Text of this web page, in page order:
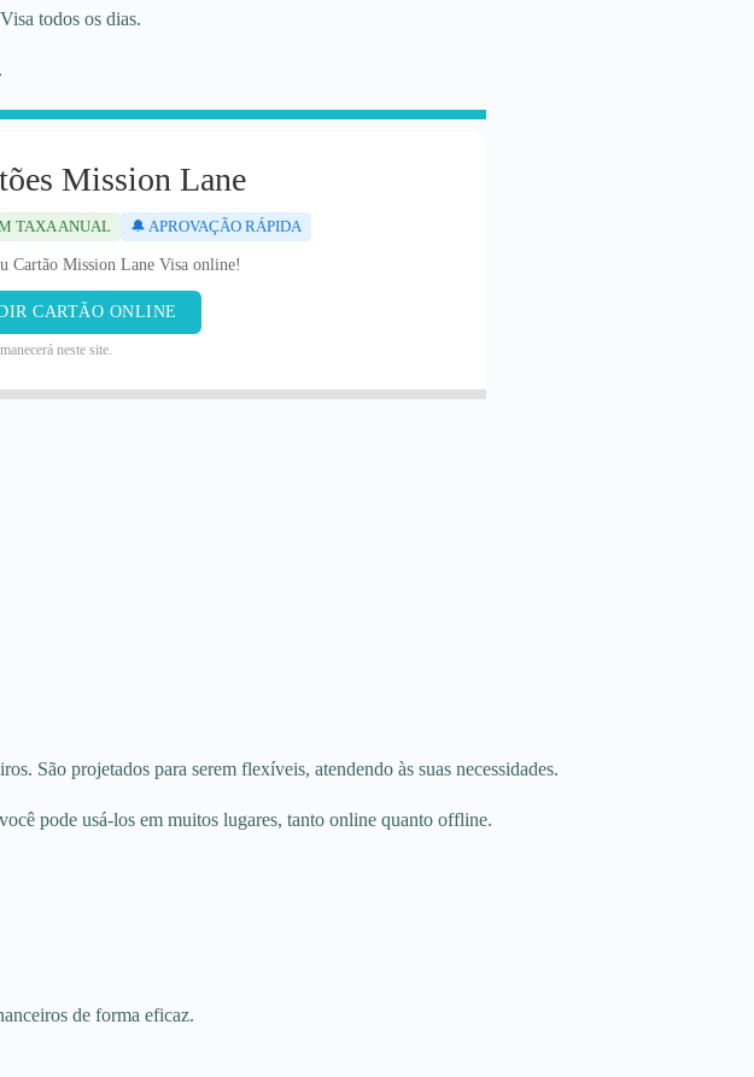
todos os dias.
Mission Lane
TAXA ANUAL 🔔 APROVAÇÃO RÁPIDA
Cartão Mission Lane Visa online!
CARTÃO ONLINE
neste site.
São projetados para serem flexíveis, atendendo às suas necessidades.
pode usá-los em muitos lugares, tanto online quanto offline.
de forma eficaz.